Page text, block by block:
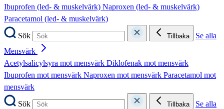
Ibuprofen (led- & muskelvärk) Naproxen (led- & muskelvärk)
Paracetamol (led- & muskelvärk)
Sök
Tillbaka
Se alla
Mensvärk
Acetylsalicylsyra mot mensvärk Diklofenak mot mensvärk
Ibuprofen mot mensvärk Naproxen mot mensvärk Paracetamol mot
mensvärk
Sök
Tillbaka
Se alla